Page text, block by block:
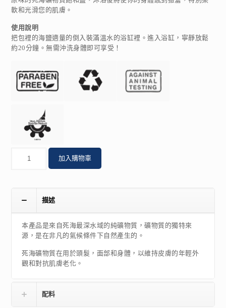
軟和光滑您的肌膚。
使用說明
把包裡的海鹽適量的倒入裝滿溫水的浴缸裡。進入浴缸，寧靜放鬆
約20分鐘。無需沖洗身體即可享受！
加入購物車
描述
本產品是來自死海最深水域的純礦物質，礦物質的獨特來
源，是在非凡的氣候條件下自然產生的。
死海礦物質在用於頭髮，面部和身體，以維持皮膚的年輕外
觀和對抗肌膚老化。
配料